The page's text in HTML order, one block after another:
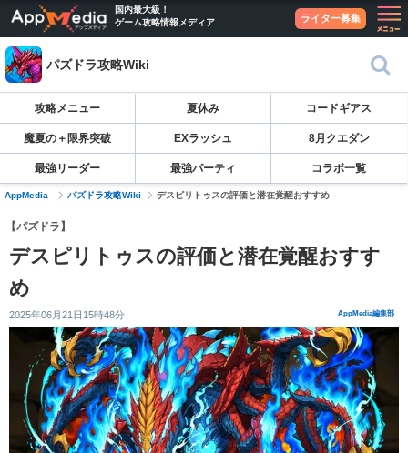
国内最大級！
ゲーム攻略情報メディア
ライター募集
パズドラ攻略Wiki
攻略メニュー 夏休み コードギアス
魔夏の＋限界突破 EXラッシュ 8月クエダン
最強リーダー 最強パーティ コラボ一覧
AppMedia パズドラ攻略Wiki デスピリトゥスの評価と潜在覚醒おすすめ
【パズドラ】
デスピリトゥスの評価と潜在覚醒おすす
め
2025年06月21日15時48分 AppMedia編集部